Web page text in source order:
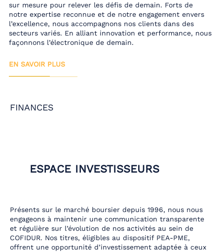
sur mesure pour relever les défis de demain. Forts de
notre expertise reconnue et de notre engagement envers
l’excellence, nous accompagnons nos clients dans des
secteurs variés. En alliant innovation et performance, nous
façonnons l’électronique de demain.
EN SAVOIR PLUS
FINANCES
ESPACE INVESTISSEURS
Présents sur le marché boursier depuis 1996, nous nous
engageons à maintenir une communication transparente
et régulière sur l’évolution de nos activités au sein de
COFIDUR. Nos titres, éligibles au dispositif PEA-PME,
offrent une opportunité d’investissement adaptée à ceux